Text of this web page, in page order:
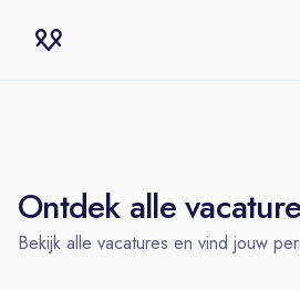
Ontdek alle
Bekijk alle vacatures en vind jouw